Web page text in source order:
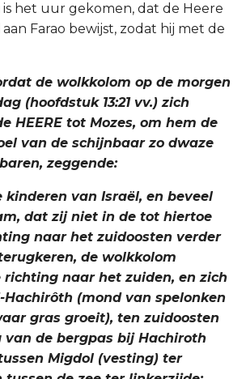
het uur gekomen, dat de Heere
Farao bewijst, zodat hij met de
de wolkkolom op de morgen
(hoofdstuk 13:21 vv.) zich
HEERE tot Mozes, om hem de
van de schijnbaar zo dwaze
zeggende:
kinderen van Israël, en beveel
dat zij niet in de tot hiertoe
naar het zuidoosten verder
de wolkkolom
richting naar het zuiden, en zich
Hachirôth (mond van spelonken
gras groeit), ten zuidoosten
de bergpas bij Hachiroth
Migdol (vesting) ter